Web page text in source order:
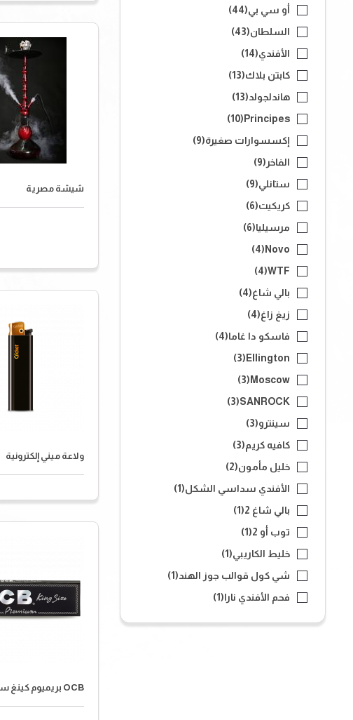
أو سي بي(44)
السلطان(43)
الأفندي(14)
كابتن بلاك(13)
هاندلجولد(13)
Principes
(10)
إكسسوارات صغيرة(9)
الفاخر (9)
ستانلي(9)
كريكيت(6)
مرسيليا(6)
Novo
(4)
WTF
(4)
بالي شاغ(4)
زيغ زاغ(4)
فاسكو دا غاما(4)
Ellington
(3)
Moscow
(3)
SANROCK
(3)
سينترو(3)
كافيه كريم(3)
خليل مأمون(2)
الأفندي سداسي الشكل(1)
بالي شاغ 2
(1)
توب أو 2
(1)
خليط الكاريبي(1)
شي كول قوالب جوز الهند(1)
فحم الأفندي نارا(1)
شيشة مصرية
ولاعة ميني إلكترونية
OCB بريميوم كينغ سايز